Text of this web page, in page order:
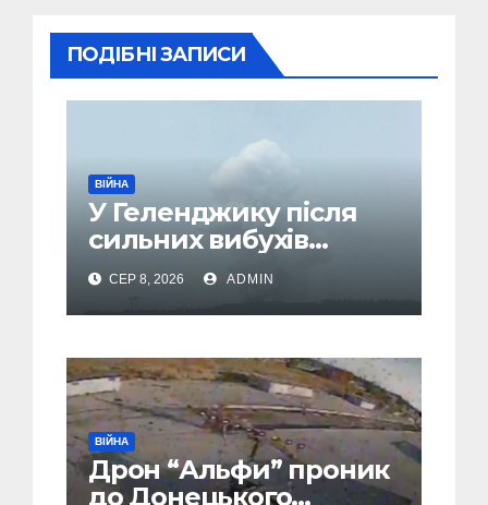
ПОДІБНІ ЗАПИСИ
ВІЙНА
У Геленджику після
сильних вибухів
почалася масова
евакуація
СЕР 8, 2026 ADMIN
ВІЙНА
Дрон “Альфи” проник
до Донецького